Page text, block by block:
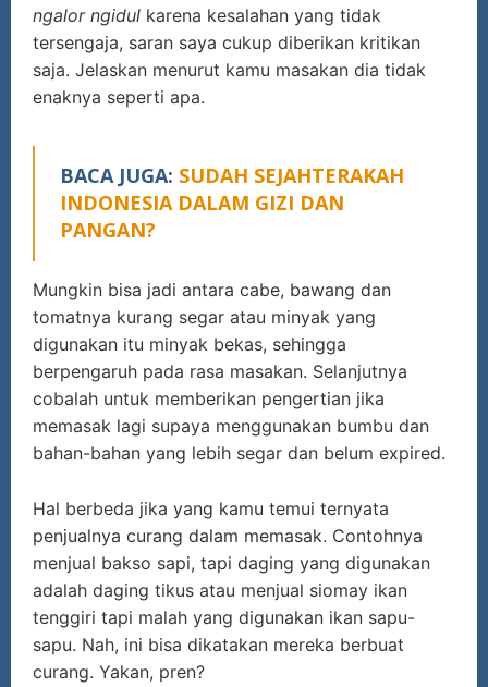
ngalor ngidul karena kesalahan yang tidak
tersengaja, saran saya cukup diberikan kritikan
saja. Jelaskan menurut kamu masakan dia tidak
enaknya seperti apa.
BACA JUGA: SUDAH SEJAHTERAKAH
INDONESIA DALAM GIZI DAN
PANGAN?
Mungkin bisa jadi antara cabe, bawang dan
tomatnya kurang segar atau minyak yang
digunakan itu minyak bekas, sehingga
berpengaruh pada rasa masakan. Selanjutnya
cobalah untuk memberikan pengertian jika
memasak lagi supaya menggunakan bumbu dan
bahan-bahan yang lebih segar dan belum expired.
Hal berbeda jika yang kamu temui ternyata
penjualnya curang dalam memasak. Contohnya
menjual bakso sapi, tapi daging yang digunakan
adalah daging tikus atau menjual siomay ikan
tenggiri tapi malah yang digunakan ikan sapu-
sapu. Nah, ini bisa dikatakan mereka berbuat
curang. Yakan, pren?